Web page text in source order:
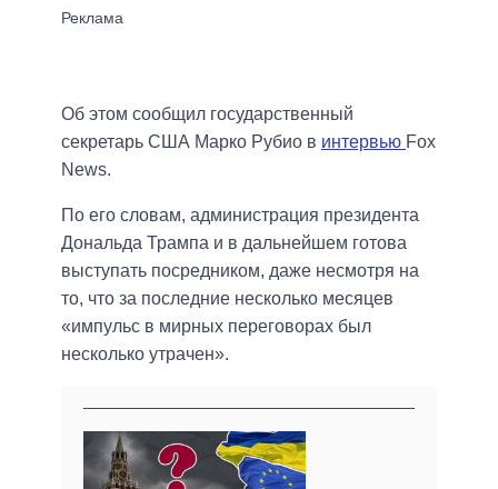
Об этом сообщил государственный
секретарь США Марко Рубио в интервью Fox
News.
По его словам, администрация президента
Дональда Трампа и в дальнейшем готова
выступать посредником, даже несмотря на
то, что за последние несколько месяцев
«импульс в мирных переговорах был
несколько утрачен».